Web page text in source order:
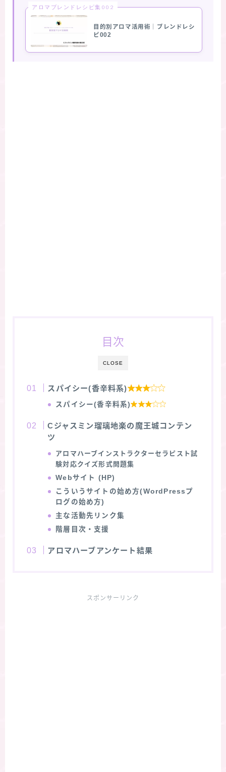
アロマブレンドレシピ集002
目的別アロマ活用術｜ブレンドレシ
ピ002
CLOSE
目次
スパイシー(香辛料系)
スパイシー(香辛料系)
Cジャスミン瑠璃地楽の魔王城コンテン
ツ
アロマハーブインストラクターセラピスト試
験対応クイズ形式問題集
Webサイト (HP)
こういうサイトの始め方(WordPressプ
ログの始め方)
主な活動先リンク集
階層目次・支援
アロマハーブアンケート結果
スポンサーリンク